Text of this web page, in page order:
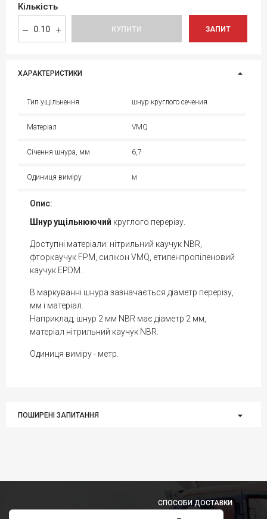
Кількість
КУПИТИ ЗАПИТ
ХАРАКТЕРИСТИКИ
Тип ущільнення шнур круглого сечения
Матеріал VMQ
Січення шнура, мм 6,7
Одиниця виміру м
Опис:
Шнур ущільнюючий круглого перерізу.
Доступні матеріали: нітрильний каучук NBR,
фторкаучук FPM, силікон VMQ, етиленпропіленовий
каучук EPDM.
В маркуванні шнура зазначається діаметр перерізу,
мм і матеріал.
Наприклад, шнур 2 мм NBR має діаметр 2 мм,
матеріал нітрильний каучук NBR.
Одиниця виміру - метр.
ПОШИРЕНІ ЗАПИТАННЯ
СПОСОБИ ДОСТАВКИ